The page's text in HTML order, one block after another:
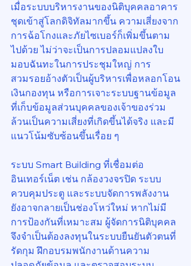
เมื่อระบบบริหารงานของนิติบุคคลอาคาร
ชุดเข้าสู่โลกดิจิทัลมากขึ้น ความเสี่ยงจาก
การฉ้อโกงและภัยไซเบอร์ก็เพิ่มขึ้นตาม
ไปด้วย ไม่ว่าจะเป็นการปลอมแปลงใบ
มอบฉันทะในการประชุมใหญ่ การ
สวมรอยอ้างตัวเป็นผู้บริหารเพื่อหลอกโอน
เงินกองทุน หรือการเจาะระบบฐานข้อมูล
ที่เก็บข้อมูลส่วนบุคคลของเจ้าของร่วม
ล้วนเป็นความเสี่ยงที่เกิดขึ้นได้จริง และมี
แนวโน้มซับซ้อนขึ้นเรื่อย ๆ
ระบบ Smart Building ที่เชื่อมต่อ
อินเทอร์เน็ต เช่น กล้องวงจรปิด ระบบ
ควบคุมประตู และระบบจัดการพลังงาน
ยังอาจกลายเป็นช่องโหว่ใหม่ หากไม่มี
การป้องกันที่เหมาะสม ผู้จัดการนิติบุคคล
จึงจำเป็นต้องลงทุนในระบบยืนยันตัวตนที่
รัดกุม ฝึกอบรมพนักงานด้านความ